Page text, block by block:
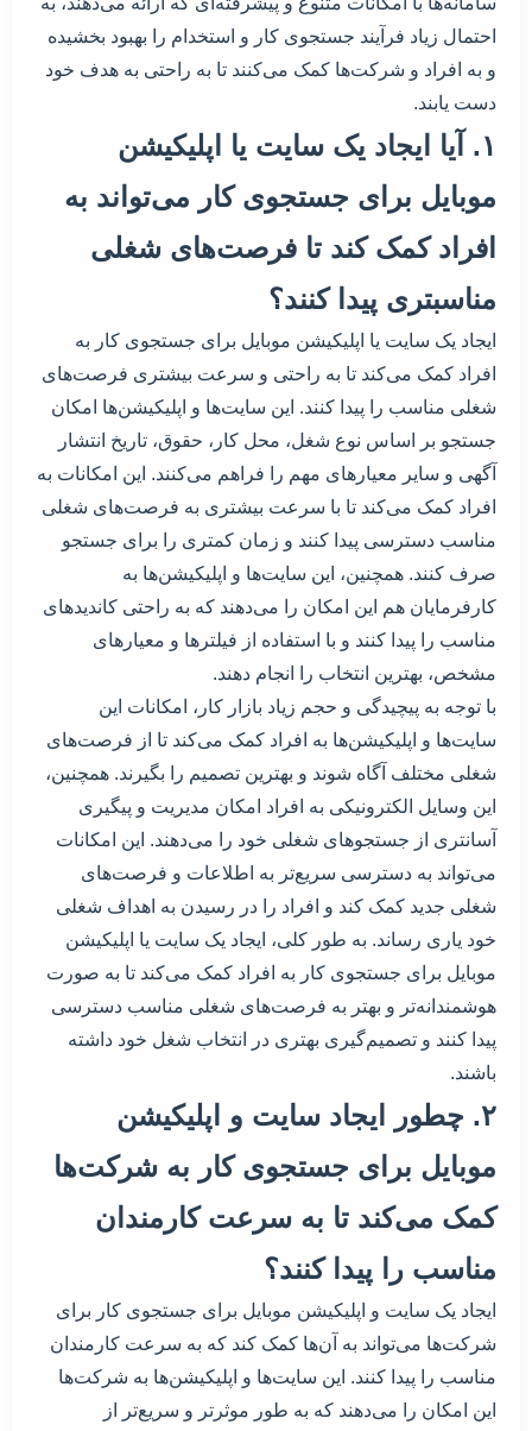
احتمال زیاد فرآیند جستجوی کار و استخدام را بهبود بخشیده
و به افراد و شرکت‌ها کمک می‌کنند تا به راحتی به هدف خود
دست یابند.
۱. آیا ایجاد یک سایت یا اپلیکیشن
موبایل برای جستجوی کار می‌تواند به
افراد کمک کند تا فرصت‌های شغلی
مناسبتری پیدا کنند؟
ایجاد یک سایت یا اپلیکیشن موبایل برای جستجوی کار به
افراد کمک می‌کند تا به راحتی و سرعت بیشتری فرصت‌های
شغلی مناسب را پیدا کنند. این سایت‌ها و اپلیکیشن‌ها امکان
جستجو بر اساس نوع شغل، محل کار، حقوق، تاریخ انتشار
آگهی و سایر معیارهای مهم را فراهم می‌کنند. این امکانات به
افراد کمک می‌کند تا با سرعت بیشتری به فرصت‌های شغلی
مناسب دسترسی پیدا کنند و زمان کمتری را برای جستجو
صرف کنند. همچنین، این سایت‌ها و اپلیکیشن‌ها به
کارفرمایان هم این امکان را می‌دهند که به راحتی کاندیدهای
مناسب را پیدا کنند و با استفاده از فیلترها و معیارهای
مشخص، بهترین انتخاب را انجام دهند.
با توجه به پیچیدگی و حجم زیاد بازار کار، امکانات این
سایت‌ها و اپلیکیشن‌ها به افراد کمک می‌کند تا از فرصت‌های
شغلی مختلف آگاه شوند و بهترین تصمیم را بگیرند. همچنین،
این وسایل الکترونیکی به افراد امکان مدیریت و پیگیری
آسانتری از جستجوهای شغلی خود را می‌دهند. این امکانات
می‌تواند به دسترسی سریع‌تر به اطلاعات و فرصت‌های
شغلی جدید کمک کند و افراد را در رسیدن به اهداف شغلی
خود یاری رساند. به طور کلی، ایجاد یک سایت یا اپلیکیشن
موبایل برای جستجوی کار به افراد کمک می‌کند تا به صورت
هوشمندانه‌تر و بهتر به فرصت‌های شغلی مناسب دسترسی
پیدا کنند و تصمیم‌گیری بهتری در انتخاب شغل خود داشته
باشند.
۲. چطور ایجاد سایت و اپلیکیشن
موبایل برای جستجوی کار به شرکت‌ها
کمک می‌کند تا به سرعت کارمندان
مناسب را پیدا کنند؟
ایجاد یک سایت و اپلیکیشن موبایل برای جستجوی کار برای
شرکت‌ها می‌تواند به آن‌ها کمک کند که به سرعت کارمندان
مناسب را پیدا کنند. این سایت‌ها و اپلیکیشن‌ها به شرکت‌ها
این امکان را می‌دهند که به طور موثرتر و سریع‌تر از